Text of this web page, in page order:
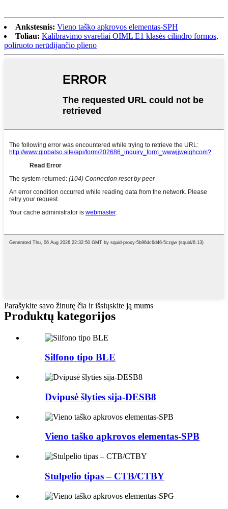
Ankstesnis: Vieno taško apkrovos elementas-SPH
Toliau: Kalibravimo svareliai OIML E1 klasės cilindro formos,
poliruoto nerūdijančio plieno
Parašykite savo žinutę čia ir išsiųskite ją mums
Produktų kategorijos
Silfono tipo BLE
Dvipusė šlyties sija-DESB8
Vieno taško apkrovos elementas-SPB
Stulpelio tipas – CTB/CTBY